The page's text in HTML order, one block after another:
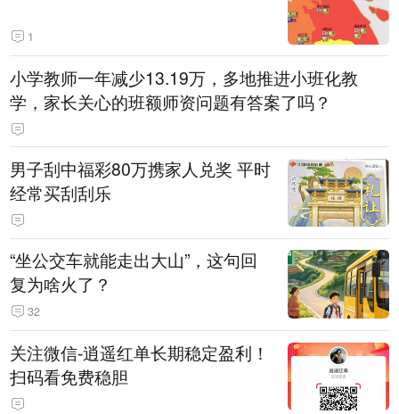
1
小学教师一年减少13.19万，多地推进小班化教
学，家长关心的班额师资问题有答案了吗？
男子刮中福彩80万携家人兑奖 平时
经常买刮刮乐
“坐公交车就能走出大山”，这句回
复为啥火了？
32
关注微信-逍遥红单长期稳定盈利！
扫码看免费稳胆